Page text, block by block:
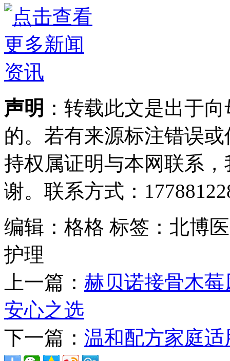
声明 ：转载此文是出于
的。若有来源标注错误
持权属证明与本网联系
谢。联系方式：
编辑：格格 标签：北博
护理
上一篇： 赫贝诺接骨木
安心之选
下一篇： 温和配方家庭